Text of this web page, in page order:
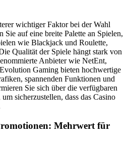
wichtiger Faktor bei der Wahl
Sie auf eine breite Palette an Spielen,
wie Blackjack und Roulette,
Qualität der Spiele hängt stark von
Anbieter wie NetEnt,
Gaming bieten hochwertige
spannenden Funktionen und
Sie sich über die verfügbaren
sicherzustellen, dass das Casino
Mehrwert für